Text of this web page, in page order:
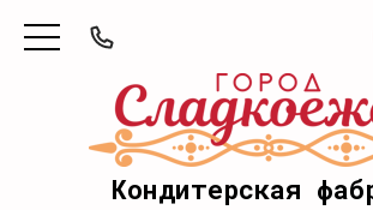
Кондитерская